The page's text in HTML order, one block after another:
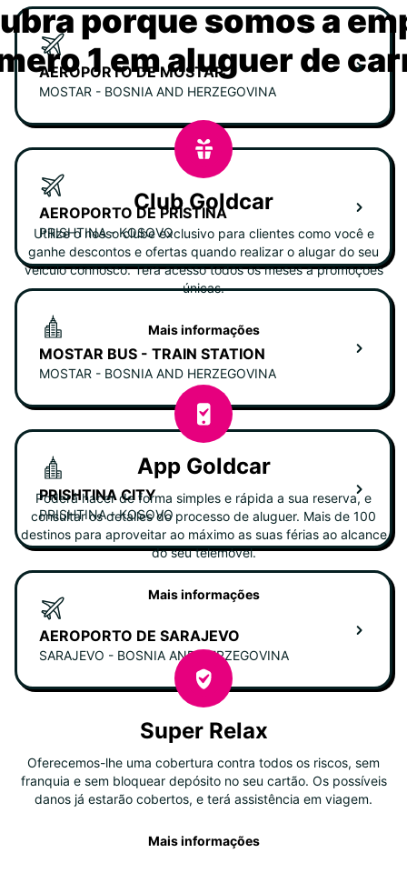
AEROPORTO DE MOSTAR
MOSTAR - BOSNIA AND HERZEGOVINA
AEROPORTO DE PRISTINA
PRISHTINA - KOSOVO
MOSTAR BUS - TRAIN STATION
MOSTAR - BOSNIA AND HERZEGOVINA
PRISHTINA CITY
PRISHTINA - KOSOVO
AEROPORTO DE SARAJEVO
SARAJEVO - BOSNIA AND HERZEGOVINA
porque somos a
1 em aluguer de
Club Goldcar
Utilize o nosso clube exclusivo para clientes como você e
ganhe descontos e ofertas quando realizar o alugar do seu
veiculo connosco. Terá acesso todos os meses a promoções
únicas.
Mais informações
App Goldcar
Poderá hacer de forma simples e rápida a sua reserva, e
consultar os detalles do processo de aluguer. Mais de 100
destinos para aproveitar ao máximo as suas férias ao alcance
do seu telemóvel.
Mais informações
Super Relax
Oferecemos-lhe uma cobertura contra todos os riscos, sem
franquia e sem bloquear depósito no seu cartão. Os possíveis
danos já estarão cobertos, e terá assistência em viagem.
Mais informações